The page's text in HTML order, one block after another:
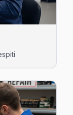
hizmetimiz: teşhis